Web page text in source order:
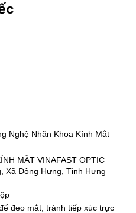
Nghệ Nhãn Khoa Kính Mắt
MẮT VINAFAST OPTIC
Xã Đông Hưng, Tỉnh Hưng
đeo mắt, tránh tiếp xúc trực